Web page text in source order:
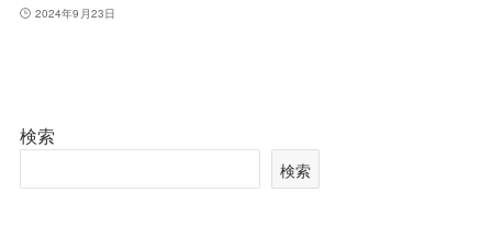
2024年9月23日
検索
検索